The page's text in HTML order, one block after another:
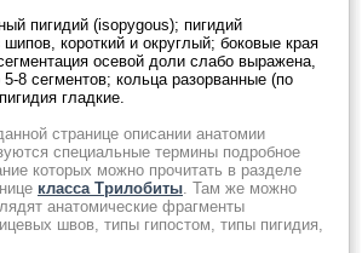
пигидий (isopygous); пигидий
короткий и округлый; боковые края
осевой доли слабо выражена,
8 сегментов; кольца разорванные (по
гладкие.
странице описании анатомии
специальные термины подробное
которых можно прочитать в разделе
класса Трилобиты. Там же можно
анатомические фрагменты
швов, типы гипостом, типы пигидия,